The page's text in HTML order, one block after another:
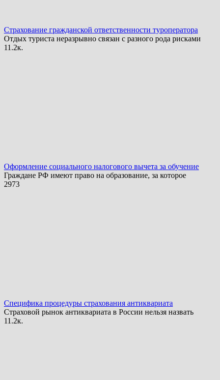
Страхование гражданской ответственности туроператора
Отдых туриста неразрывно связан с разного рода рисками
11.2к.
Оформление социального налогового вычета за обучение
Граждане РФ имеют право на образование, за которое
2973
Специфика процедуры страхования антиквариата
Страховой рынок антиквариата в России нельзя назвать
11.2к.